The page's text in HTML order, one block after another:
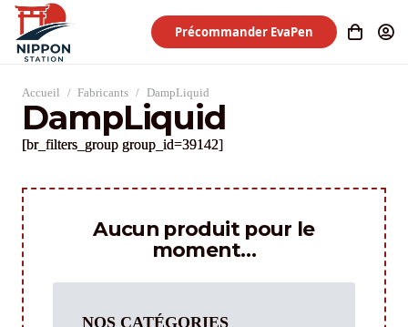
Précommander EvaPen
Accueil / Fabricants / DampLiquid
DampLiquid
[br_filters_group group_id=39142]
Aucun produit pour le
moment…
NOS CATÉGORIES